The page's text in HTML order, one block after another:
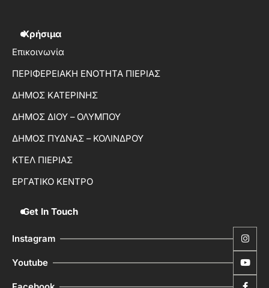
Χρήσιμα
Επικοινωνία
ΠΕΡΙΦΕΡΕΙΑΚΗ ΕΝΟΤΗΤΑ ΠΙΕΡΙΑΣ
ΔΗΜΟΣ ΚΑΤΕΡΙΝΗΣ
ΔΗΜΟΣ ΔΙΟΥ – ΟΛΥΜΠΟΥ
ΔΗΜΟΣ ΠΥΔΝΑΣ – ΚΟΛΙΝΔΡΟΥ
ΚΤΕΛ ΠΙΕΡΙΑΣ
ΕΡΓΑΤΙΚΟ ΚΕΝΤΡΟ
Get In Touch
Instagram
Youtube